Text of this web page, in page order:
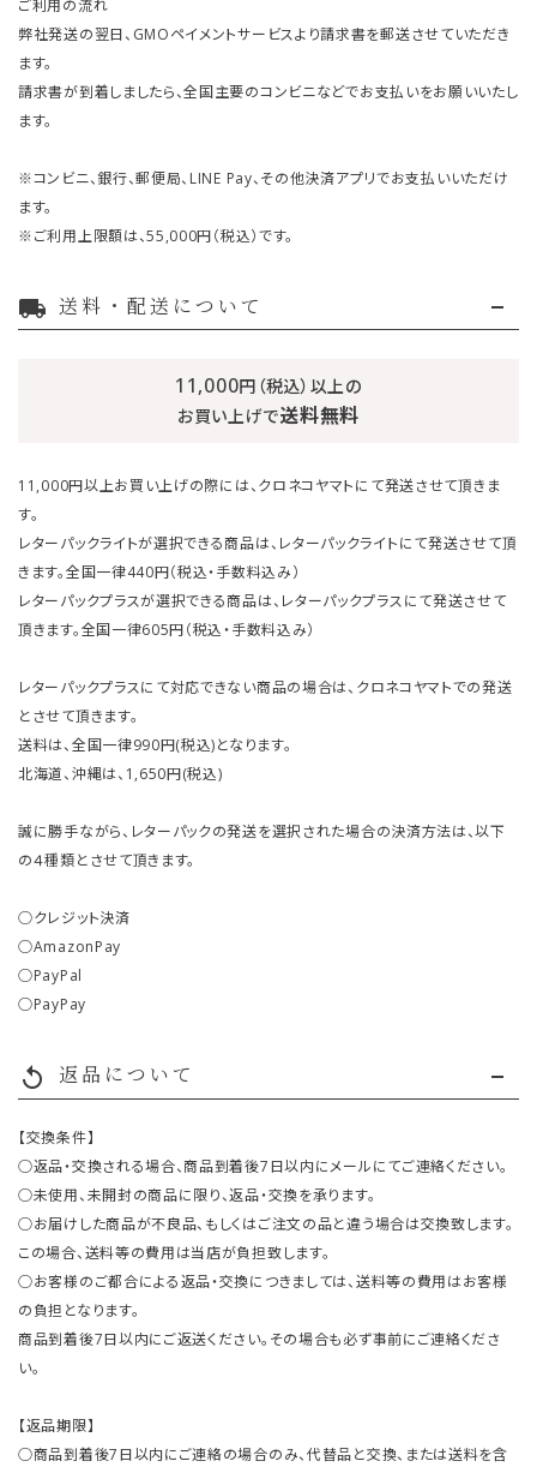
ご利用の流れ
弊社発送の翌日、GMOペイメントサービスより請求書を郵送させていただき
ます。
請求書が到着しましたら、全国主要のコンビニなどでお支払いをお願いいたし
ます。
※コンビニ、銀行、郵便局、LINE Pay、その他決済アプリでお支払いいただけ
ます。
※ご利用上限額は、55,000円（税込）です。
local_shipping 送料・配送について
11,000円（税込）以上の
お買い上げで送料無料
11,000円以上お買い上げの際には、クロネコヤマトにて発送させて頂きま
す。
レターパックライトが選択できる商品は、レターパックライトにて発送させて頂
きます。全国一律440円（税込・手数料込み）
レターパックプラスが選択できる商品は、レターパックプラスにて発送させて
頂きます。全国一律605円（税込・手数料込み）
レターパックプラスにて対応できない商品の場合は、クロネコヤマトでの発送
とさせて頂きます。
送料は、全国一律990円(税込)となります。
北海道、沖縄は、1,650円(税込)
誠に勝手ながら、レターパックの発送を選択された場合の決済方法は、以下
の４種類とさせて頂きます。
○クレジット決済
○AmazonPay
○PayPal
○PayPay
replay 返品について
【交換条件】
○返品・交換される場合、商品到着後7日以内にメールにてご連絡ください。
○未使用、未開封の商品に限り、返品・交換を承ります。
○お届けした商品が不良品、もしくはご注文の品と違う場合は交換致します。
この場合、送料等の費用は当店が負担致します。
○お客様のご都合による返品・交換につきましては、送料等の費用はお客様
の負担となります。
商品到着後7日以内にご返送ください。その場合も必ず事前にご連絡くださ
い。
【返品期限】
○商品到着後7日以内にご連絡の場合のみ、代替品と交換、または送料を含